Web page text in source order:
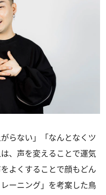
らない」「なんとなくツ
、声を変えることで運気
よくすることで顔もどん
ーニング」を考案した鳥